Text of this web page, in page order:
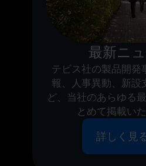
最新ニ
テビス社の製品開発
報、人事異動、新設
ど、当社のあらゆる
とめて掲載いた
詳しく見